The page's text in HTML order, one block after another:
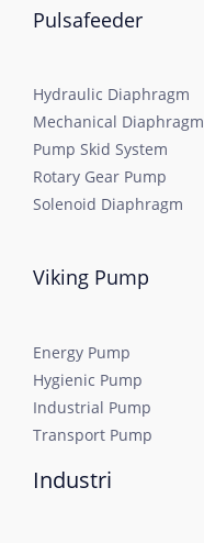
Pulsafeeder
Hydraulic Diaphragm
Mechanical Diaphragm
Pump Skid System
Rotary Gear Pump
Solenoid Diaphragm
Viking Pump
Energy Pump
Hygienic Pump
Industrial Pump
Transport Pump
Industri